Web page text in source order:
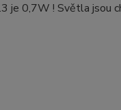
0,7W ! Světla jsou